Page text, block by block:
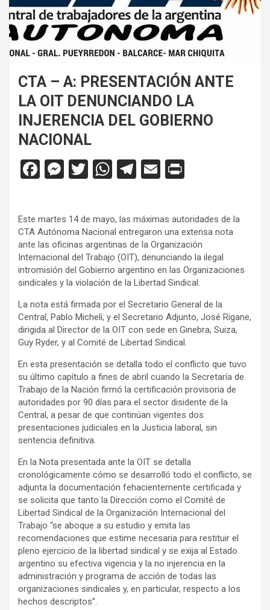
CTA – A: PRESENTACIÓN ANTE
LA OIT DENUNCIANDO LA
INJERENCIA DEL GOBIERNO
NACIONAL
F
b
o
o
k
M
n
g
er
T
er
W
s
A
p
p
T
gr
a
m
E
ri
e
n
dl
y
Este martes 14 de mayo, las máximas autoridades de la
CTA Autónoma Nacional entregaron una extensa nota
ante las oficinas argentinas de la Organización
Internacional del Trabajo (OIT), denunciando la ilegal
intromisión del Gobierno argentino en las Organizaciones
sindicales y la violación de la Libertad Sindical.
La nota está firmada por el Secretario General de la
Central, Pablo Micheli, y el Secretario Adjunto, José Rigane,
dirigida al Director de la OIT con sede en Ginebra, Suiza,
Guy Ryder, y al Comité de Libertad Sindical.
En esta presentación se detalla todo el conflicto que tuvo
su último capítulo a fines de abril cuando la Secretaría de
Trabajo de la Nación firmó la certificación provisoria de
autoridades por 90 días para el sector disidente de la
Central, a pesar de que continúan vigentes dos
presentaciones judiciales en la Justicia laboral, sin
sentencia definitiva.
En la Nota presentada ante la OIT se detalla
cronológicamente cómo se desarrolló todo el conflicto, se
adjunta la documentación fehacientemente certificada y
se solicita que tanto la Dirección como el Comité de
Libertad Sindical de la Organización Internacional del
Trabajo “se aboque a su estudio y emita las
recomendaciones que estime necesaria para restituir el
pleno ejercicio de la libertad sindical y se exija al Estado
argentino su efectiva vigencia y la no injerencia en la
administración y programa de acción de todas las
organizaciones sindicales y, en particular, respecto a los
hechos descriptos”.